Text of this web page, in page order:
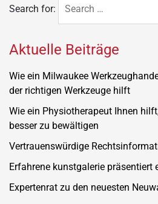
Search for:
Aktuelle Beiträge
Wie ein Milwaukee
der richtigen Werkzeuge hilft
Wie ein Physiotherapeut Ihnen
besser zu bewältigen
Vertrauenswürdige
Erfahrene kunstgalerie präsentiert
Expertenrat zu den neuesten